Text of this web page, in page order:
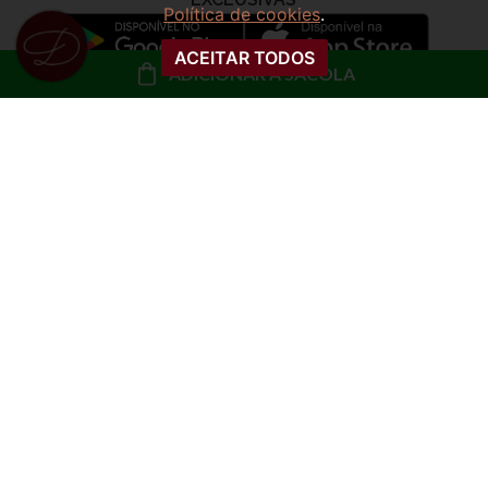
ADICIONAR À SACOLA
Política de cookies.
ACEITAR TODOS